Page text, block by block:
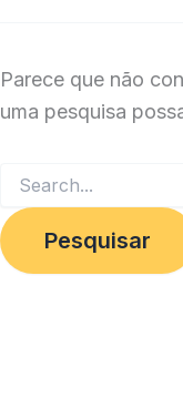
Parece que não
uma pesquisa